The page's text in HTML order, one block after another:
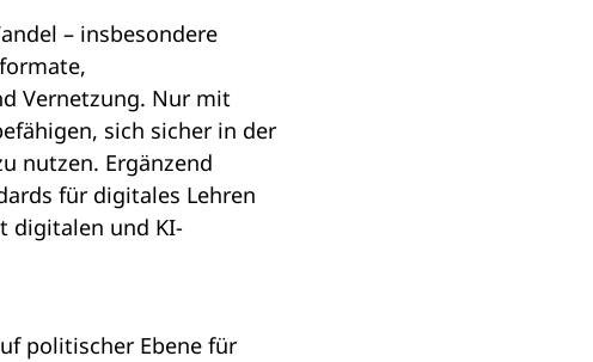
– insbesondere
Vernetzung. Nur mit
sich sicher in der
nutzen. Ergänzend
für digitales Lehren
digitalen und KI-
politischer Ebene für